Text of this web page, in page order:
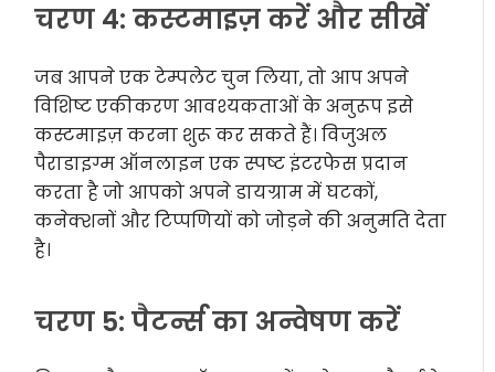
चरण 4: कस्टमाइज़ करें और सीखें
जब आपने एक टेम्पलेट चुन लिया, तो आप अपने
विशिष्ट एकीकरण आवश्यकताओं के अनुरूप इसे
कस्टमाइज़ करना शुरू कर सकते हैं। विजुअल
पैराडाइग्म ऑनलाइन एक स्पष्ट इंटरफेस प्रदान
करता है जो आपको अपने डायग्राम में घटकों,
कनेक्शनों और टिप्पणियों को जोड़ने की अनुमति देता
है।
चरण 5: पैटर्न्स का अन्वेषण करें